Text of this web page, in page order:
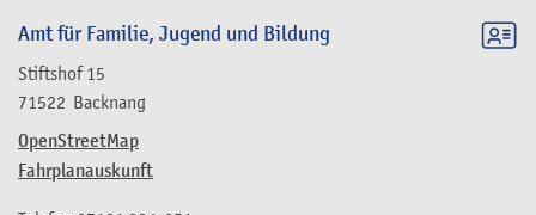
Amt für Familie, Jugend und Bildung
Stiftshof 15
71522 Backnang
OpenStreetMap
Fahrplanauskunft